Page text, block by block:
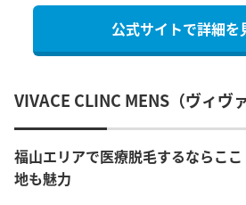
公式サイトで詳細を
VIVACE CLINC MENS（ヴィヴ
福山エリアで医療脱毛するならこ
地も魅力